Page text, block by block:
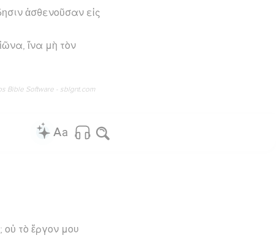
ἀσθενοῦσαν εἰς
ἵνα μὴ τὸν
Bible Software - sblgnt.com
οὐ τὸ ἔργον μου